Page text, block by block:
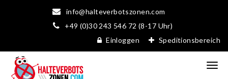
info@halteverbotszonen.com
+49 (0)30 243 546 72 (8-17 Uhr)
Einloggen
Speditionsbereich